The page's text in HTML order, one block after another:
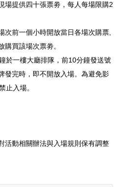
場提供四十張票劵，每人每場限購2
次前一個小時開放當日各場次購票,
買該場次票劵。
於一樓大廳排隊，前10分鐘發送號
發完時，即不開放入場。為避免影
止入場。
活動相關辦法與入場規則保有調整